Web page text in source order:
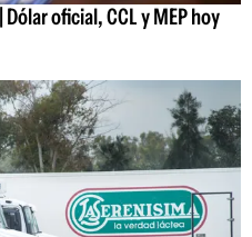
oficial, CCL y MEP hoy